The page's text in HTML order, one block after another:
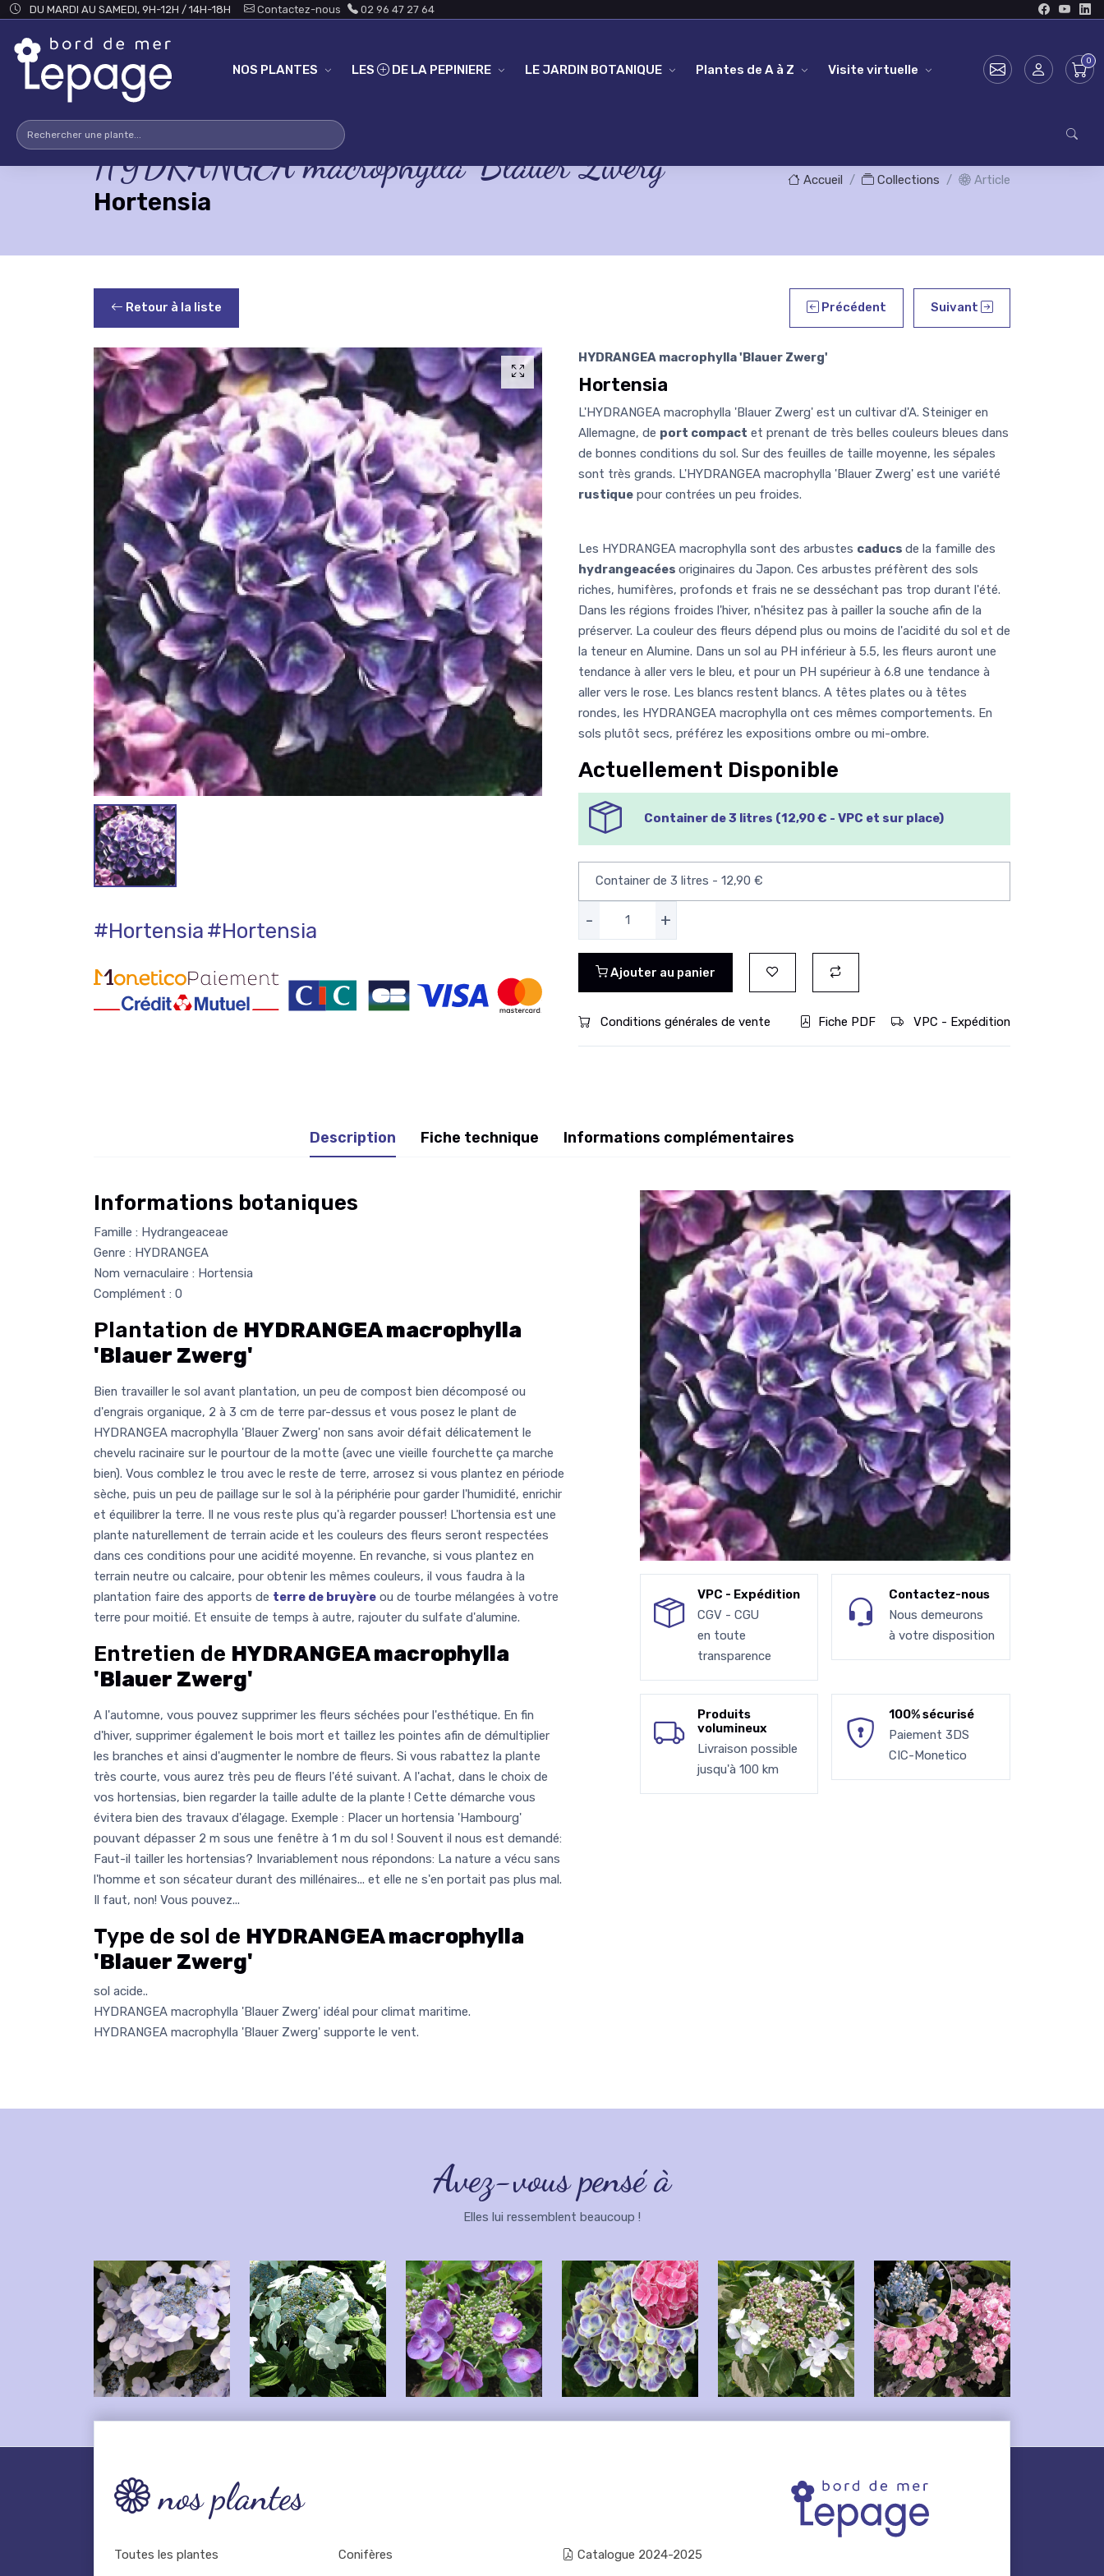
Skip to main content
DU MARDI AU SAMEDI, 9H-12H / 14H-18H Contactez-nous 02 96 47 27 64
NOS PLANTES LES DE LA PEPINIERE LE JARDIN BOTANIQUE Plantes de A à Z Visite virtuelle
HYDRANGEA macrophylla 'Blauer Zwerg'
Hortensia
Accueil Collections Article
Retour à la liste Précédent Suivant
#Hortensia#Hortensia
HYDRANGEA macrophylla 'Blauer Zwerg'
Hortensia
L'HYDRANGEA macrophylla 'Blauer Zwerg' est un cultivar d'A. Steiniger en
Allemagne, de port compact et prenant de très belles couleurs bleues dans
de bonnes conditions du sol. Sur des feuilles de taille moyenne, les sépales
sont très grands. L'HYDRANGEA macrophylla 'Blauer Zwerg' est une variété
rustique pour contrées un peu froides.
Les HYDRANGEA macrophylla sont des arbustes caducs de la famille des
hydrangeacées originaires du Japon. Ces arbustes préfèrent des sols
riches, humifères, profonds et frais ne se desséchant pas trop durant l'été.
Dans les régions froides l'hiver, n'hésitez pas à pailler la souche afin de la
préserver. La couleur des fleurs dépend plus ou moins de l'acidité du sol et de
la teneur en Alumine. Dans un sol au PH inférieur à 5.5, les fleurs auront une
tendance à aller vers le bleu, et pour un PH supérieur à 6.8 une tendance à
aller vers le rose. Les blancs restent blancs. A têtes plates ou à têtes
rondes, les HYDRANGEA macrophylla ont ces mêmes comportements. En
sols plutôt secs, préférez les expositions ombre ou mi-ombre.
Actuellement Disponible
Container de 3 litres (12,90 € - VPC et sur place)
- +
Ajouter au panier
Conditions générales de vente Fiche PDF VPC - Expédition
Description Fiche technique Informations complémentaires
Informations botaniques
Famille : Hydrangeaceae
Genre : HYDRANGEA
Nom vernaculaire : Hortensia
Complément : 0
Plantation de HYDRANGEA macrophylla
'Blauer Zwerg'
Bien travailler le sol avant plantation, un peu de compost bien décomposé ou
d'engrais organique, 2 à 3 cm de terre par-dessus et vous posez le plant de
HYDRANGEA macrophylla 'Blauer Zwerg' non sans avoir défait délicatement le
chevelu racinaire sur le pourtour de la motte (avec une vieille fourchette ça marche
bien). Vous comblez le trou avec le reste de terre, arrosez si vous plantez en période
sèche, puis un peu de paillage sur le sol à la périphérie pour garder l'humidité, enrichir
et équilibrer la terre. Il ne vous reste plus qu'à regarder pousser! L'hortensia est une
plante naturellement de terrain acide et les couleurs des fleurs seront respectées
dans ces conditions pour une acidité moyenne. En revanche, si vous plantez en
terrain neutre ou calcaire, pour obtenir les mêmes couleurs, il vous faudra à la
plantation faire des apports de terre de bruyère ou de tourbe mélangées à votre
terre pour moitié. Et ensuite de temps à autre, rajouter du sulfate d'alumine.
Entretien de HYDRANGEA macrophylla
'Blauer Zwerg'
A l'automne, vous pouvez supprimer les fleurs séchées pour l'esthétique. En fin
d'hiver, supprimer également le bois mort et taillez les pointes afin de démultiplier
les branches et ainsi d'augmenter le nombre de fleurs. Si vous rabattez la plante
très courte, vous aurez très peu de fleurs l'été suivant. A l'achat, dans le choix de
vos hortensias, bien regarder la taille adulte de la plante ! Cette démarche vous
évitera bien des travaux d'élagage. Exemple : Placer un hortensia 'Hambourg'
pouvant dépasser 2 m sous une fenêtre à 1 m du sol ! Souvent il nous est demandé:
Faut-il tailler les hortensias? Invariablement nous répondons: La nature a vécu sans
l'homme et son sécateur durant des millénaires... et elle ne s'en portait pas plus mal.
Il faut, non! Vous pouvez...
Type de sol de HYDRANGEA macrophylla
'Blauer Zwerg'
sol acide..
HYDRANGEA macrophylla 'Blauer Zwerg' idéal pour climat maritime.
HYDRANGEA macrophylla 'Blauer Zwerg' supporte le vent.
VPC - Expédition
CGV - CGU
en toute
transparence
Contactez-nous
Nous demeurons
à votre disposition
Produits
volumineux
Livraison possible
jusqu'à 100 km
100% sécurisé
Paiement 3DS
CIC-Monetico
Avez-vous pensé à
Elles lui ressemblent beaucoup !
nos plantes
Toutes les plantes
Conifères
Catalogue 2024-2025